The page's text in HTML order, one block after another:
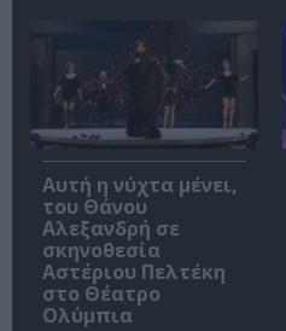
Αυτή η νύχτα μένει,
του Θάνου
Αλεξανδρή σε
σκηνοθεσία
Αστέριου Πελτέκη
στο Θέατρο
Ολύμπια